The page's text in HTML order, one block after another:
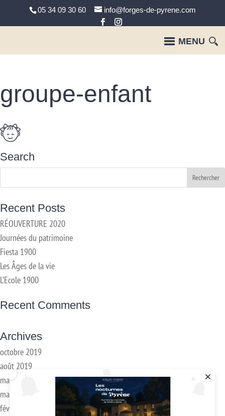
05 34 09 30 60 info@forges-de-pyrene.com
groupe-enfant
Search
Recent Posts
RÉOUVERTURE 2020
Journées du patrimoine
Fiesta 1900
Les Âges de la vie
L’Ecole 1900
Recent Comments
Archives
octobre 2019
août 2019
mai 2019
mars 2018
février 2018